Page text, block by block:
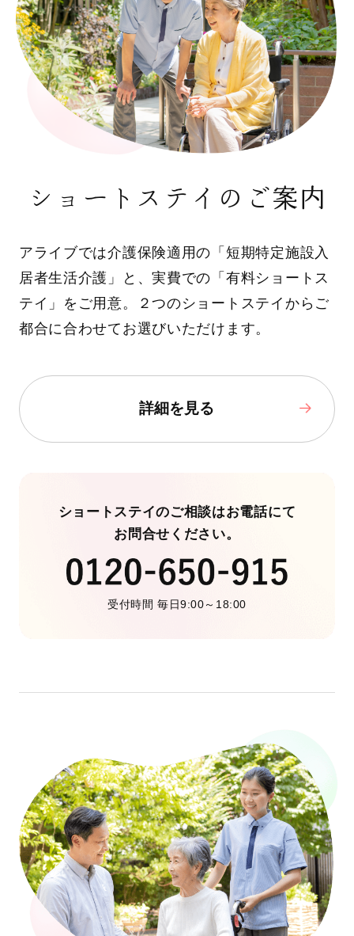
ショートステイのご案内
アライブでは介護保険適用の「短期特定施設入
居者生活介護」と、実費での「有料ショートス
テイ」をご用意。２つのショートステイからご
都合に合わせてお選びいただけます。
詳細を見る
ショートステイのご相談はお電話にて
お問合せください。
受付時間 毎日9:00～18:00